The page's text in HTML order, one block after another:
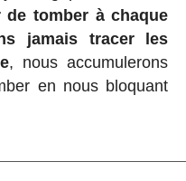
de tomber à chaque
jamais tracer les
, nous accumulerons
en nous bloquant